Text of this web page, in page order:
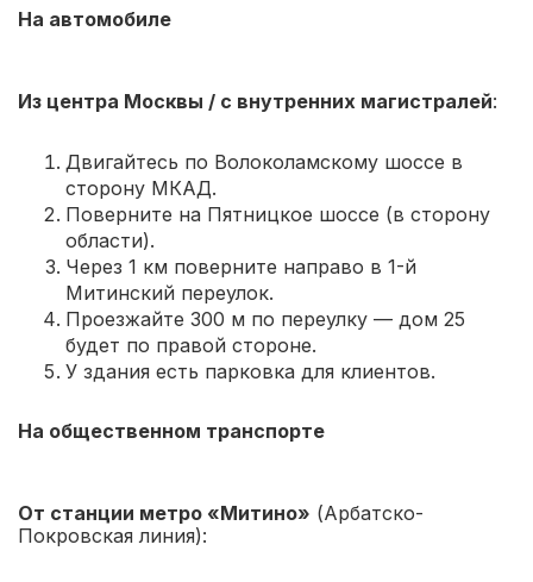
На автомобиле
Из центра Москвы / с внутренних магистралей:
Двигайтесь по Волоколамскому шоссе в
сторону МКАД.
Поверните на Пятницкое шоссе (в сторону
области).
Через 1 км поверните направо в 1-й
Митинский переулок.
Проезжайте 300 м по переулку — дом 25
будет по правой стороне.
У здания есть парковка для клиентов.
На общественном транспорте
От станции метро «Митино» (Арбатско-
Покровская линия):